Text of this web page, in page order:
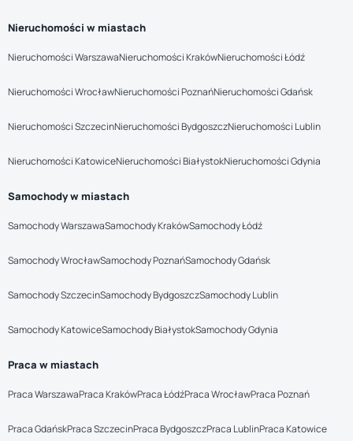
Nieruchomości w miastach
Nieruchomości WarszawaNieruchomości KrakówNieruchomości Łódź
Nieruchomości WrocławNieruchomości PoznańNieruchomości Gdańsk
Nieruchomości SzczecinNieruchomości BydgoszczNieruchomości Lublin
Nieruchomości KatowiceNieruchomości BiałystokNieruchomości Gdynia
Samochody w miastach
Samochody WarszawaSamochody KrakówSamochody Łódź
Samochody WrocławSamochody PoznańSamochody Gdańsk
Samochody SzczecinSamochody BydgoszczSamochody Lublin
Samochody KatowiceSamochody BiałystokSamochody Gdynia
Praca w miastach
Praca WarszawaPraca KrakówPraca ŁódźPraca WrocławPraca Poznań
Praca GdańskPraca SzczecinPraca BydgoszczPraca LublinPraca Katowice